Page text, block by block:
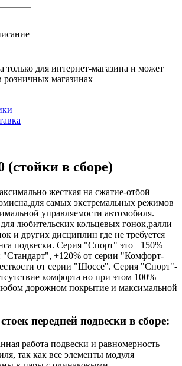
только для интернет-магазина и может
розничных магазинах
(стойки в сборе)
жесткая на сжатие-отбой
самых экстремальных режимов
управляемости автомобиля.
любительских кольцевых гонок,ралли
и других дисциплин где не требуется
подвески. Серия "Спорт" это +150%
"Стандарт", +120% от серии "Комфорт-
от серии "Шоссе". Серия "Спорт"-
комфорта но при этом 100%
дорожном покрытие и максимальной
передней подвески в сборе:
работа подвески и равномерность
так как все элементы модуля